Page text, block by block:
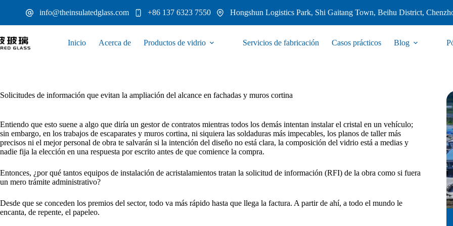
info@theinsulatedglass.com +86 137 6323 7550 Hongshun Logistics Park, Shi Gaitang Town, Beihu District,
Inicio Acerca de Productos de vidrio Servicios de fabricación Casos prácticos Blog
Solicitudes de información que evitan la ampliación del alcance en fachadas y muros cortina
Entiendo que esto suene a algo que diría un gestor de contratos mientras todos los demás intentan instalar el cristal en un vehículo;
sin embargo, en los trabajos de escaparates y muros cortina, ni siquiera las soldaduras más impecables, los planos de taller más
precisos ni el mejor personal de obra te salvarán si la intención del diseño no está clara, la composición del vidrio está a medias y
nadie fija la elección en una respuesta por escrito antes de que comience la compra.
Entonces, ¿por qué tantos equipos de instalación de acristalamientos tratan la solicitud de información (RFI) de la obra como si fuera
un mero trámite administrativo?
Desde que se conceden los premios del sector, todo va más rápido hasta que llega la factura. A partir de ahí, a todo el mundo le
encanta, de repente, el papeleo.